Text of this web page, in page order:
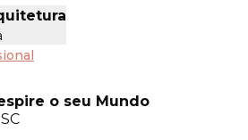
o seu Mundo